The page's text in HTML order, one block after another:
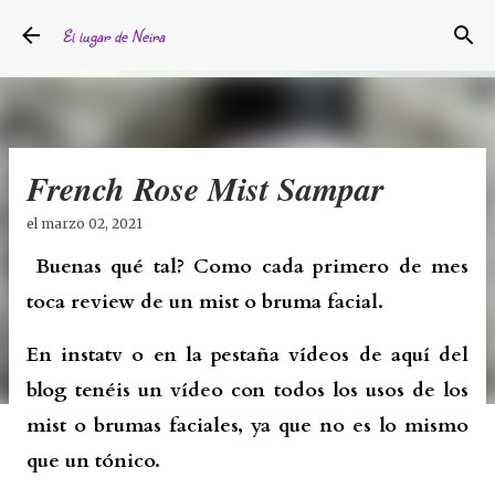
El lugar de Neira
French Rose Mist Sampar
el marzo 02, 2021
Buenas qué tal? Como cada primero de mes
toca review de un mist o bruma facial.
En instatv o en la pestaña vídeos de aquí del
blog tenéis un vídeo con todos los usos de los
mist o brumas faciales, ya que no es lo mismo
que un tónico.